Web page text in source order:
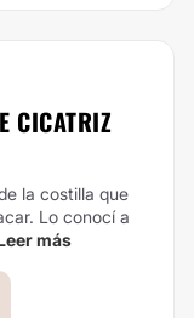
CICATRIZ
la costilla que
Lo conocí a
más